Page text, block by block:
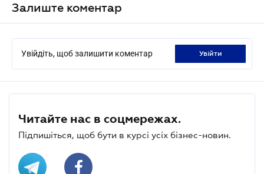
Залиште коментар
Увійдіть, щоб залишити коментар увійти
Читайте нас в соцмережах.
Підпишіться, щоб бути в курсі усіх бізнес-новин.